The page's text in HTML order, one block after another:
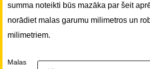
summa noteikti būs mazāka par šeit
norādiet malas garumu milimetros un
milimetriem.
Malas